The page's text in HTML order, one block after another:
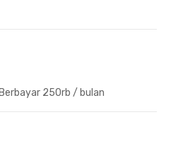
250rb / bulan